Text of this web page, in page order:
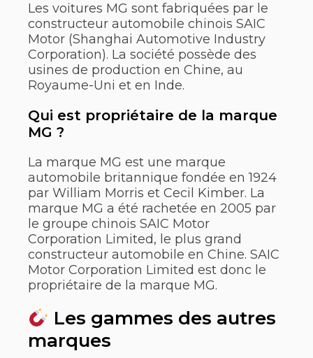
Les voitures MG sont fabriquées par le
constructeur automobile chinois SAIC
Motor (Shanghai Automotive Industry
Corporation). La société possède des
usines de production en Chine, au
Royaume-Uni et en Inde.
Qui est propriétaire de la marque
MG ?
La marque MG est une marque
automobile britannique fondée en 1924
par William Morris et Cecil Kimber. La
marque MG a été rachetée en 2005 par
le groupe chinois SAIC Motor
Corporation Limited, le plus grand
constructeur automobile en Chine. SAIC
Motor Corporation Limited est donc le
propriétaire de la marque MG.
Les gammes des autres
marques